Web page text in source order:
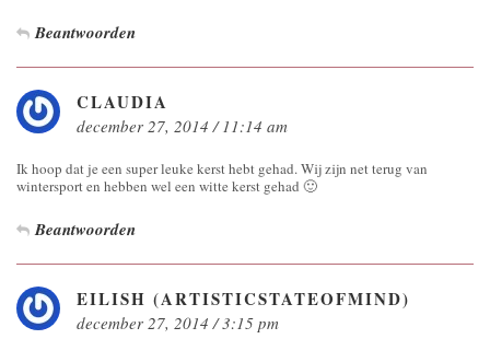
Beantwoorden
CLAUDIA
december 27, 2014 / 11:14 am
Ik hoop dat je een super leuke kerst hebt gehad. Wij zijn net terug van
wintersport en hebben wel een witte kerst gehad 🙂
Beantwoorden
EILISH (ARTISTICSTATEOFMIND)
december 27, 2014 / 3:15 pm